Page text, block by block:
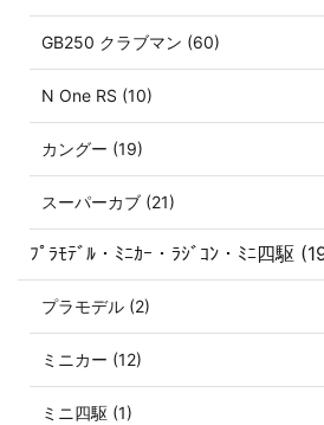
GB250 クラブマン (60)
N One RS (10)
カングー (19)
スーパーカブ (21)
ﾌﾟﾗﾓﾃﾞﾙ・ﾐﾆｶｰ・ﾗｼﾞｺﾝ・ﾐﾆ四駆
プラモデル (2)
ミニカー (12)
ミニ四駆 (1)